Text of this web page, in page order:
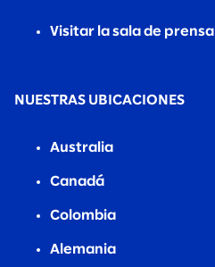
Visitar la sala de prensa
NUESTRAS UBICACIONES
Australia
Canadá
Colombia
Alemania